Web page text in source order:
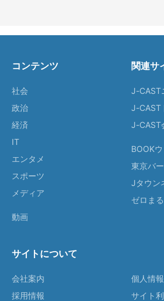
コンテンツ
社会
政治
経済
IT
エンタメ
スポーツ
メディア
動画
関連サ
J-CAST
J-CAST
J-CAST
BOOK
東京バ
Jタウン
ゼロまる
サイトについて
会社案内
採用情報
個人情
サイト